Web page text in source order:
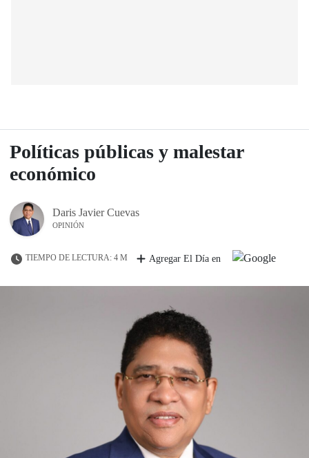
Políticas públicas y malestar
económico
Daris Javier Cuevas
OPINIÓN
TIEMPO DE LECTURA: 4 M Agregar El Día en